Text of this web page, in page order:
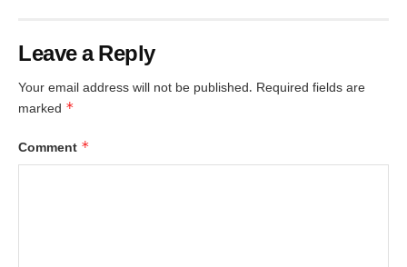
Leave a Reply
Your email address will not be published. Required fields are
marked *
Comment *